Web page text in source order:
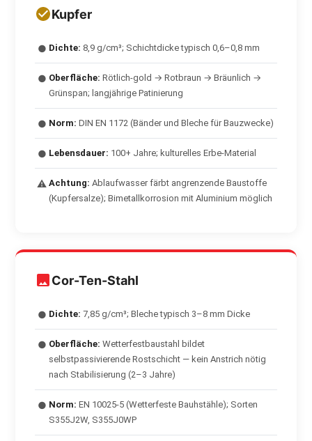
Kupfer
● Dichte: 8,9 g/cm³; Schichtdicke typisch 0,6–0,8 mm
● Oberfläche: Rötlich-gold → Rotbraun → Bräunlich →
Grünspan; langjährige Patinierung
● Norm: DIN EN 1172 (Bänder und Bleche für Bauzwecke)
● Lebensdauer: 100+ Jahre; kulturelles Erbe-Material
⚠ Achtung: Ablaufwasser färbt angrenzende Baustoffe
(Kupfersalze); Bimetallkorrosion mit Aluminium möglich
Cor-Ten-Stahl
● Dichte: 7,85 g/cm³; Bleche typisch 3–8 mm Dicke
● Oberfläche: Wetterfestbaustahl bildet
selbstpassivierende Rostschicht — kein Anstrich nötig
nach Stabilisierung (2–3 Jahre)
● Norm: EN 10025‑5 (Wetterfeste Bauhstähle); Sorten
S355J2W, S355J0WP